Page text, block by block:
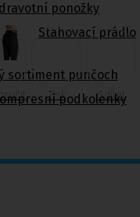
ponožky
Stahovací prádlo
sortiment punčoch
podkolenky
Tisk Sdílet